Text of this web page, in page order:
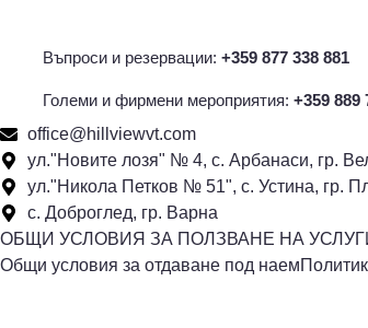
Въпроси и резервации: +359 877 338 881
Големи и фирмени мероприятия: +359 889
office@hillviewvt.com
ул."Новите лозя" № 4, с. Арбанаси, гр.
ул."Никола Петков № 51", с. Устина, гр.
с. Доброглед, гр. Варна
ОБЩИ УСЛОВИЯ ЗА ПОЛЗВАНЕ НА
Общи условия за отдаване под наем